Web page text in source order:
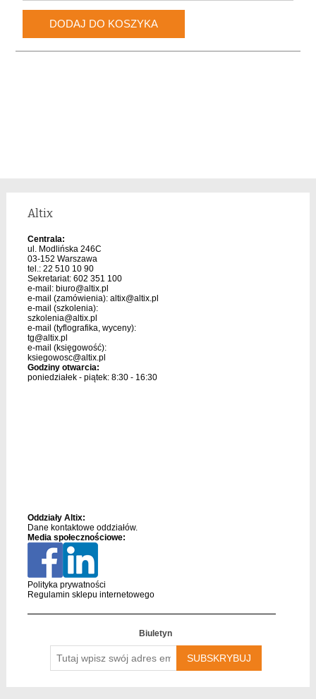
Altix
Centrala:
ul. Modlińska 246C
03-152 Warszawa
tel.: 22 510 10 90
Sekretariat: 602 351 100
e-mail: biuro@altix.pl
e-mail (zamówienia): altix@altix.pl
e-mail (szkolenia):
szkolenia@altix.pl
e-mail (tyflografika, wyceny):
tg@altix.pl
e-mail (księgowość):
ksiegowosc@altix.pl
Godziny otwarcia:
poniedziałek - piątek: 8:30 - 16:30
Oddziały Altix:
Dane kontaktowe oddziałów.
Media społecznościowe:
Polityka prywatności
Regulamin sklepu internetowego
Biuletyn
wpisz
swój